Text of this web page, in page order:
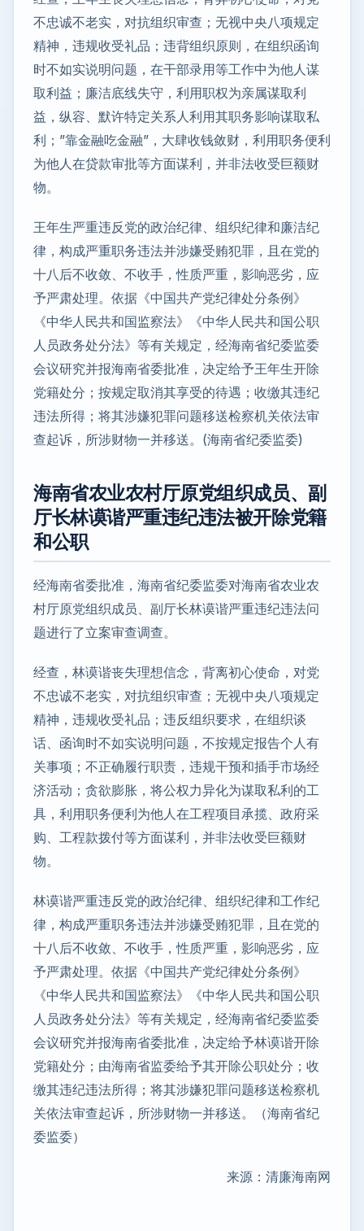
不忠诚不老实，对抗组织审查；无视中央八项规定
精神，违规收受礼品；违背组织原则，在组织函询
时不如实说明问题，在干部录用等工作中为他人谋
取利益；廉洁底线失守，利用职权为亲属谋取利
益，纵容、默许特定关系人利用其职务影响谋取私
利；”靠金融吃金融”，大肆收钱敛财，利用职务便利
为他人在贷款审批等方面谋利，并非法收受巨额财
物。
王年生严重违反党的政治纪律、组织纪律和廉洁纪
律，构成严重职务违法并涉嫌受贿犯罪，且在党的
十八后不收敛、不收手，性质严重，影响恶劣，应
予严肃处理。依据《中国共产党纪律处分条例》
《中华人民共和国监察法》《中华人民共和国公职
人员政务处分法》等有关规定，经海南省纪委监委
会议研究并报海南省委批准，决定给予王年生开除
党籍处分；按规定取消其享受的待遇；收缴其违纪
违法所得；将其涉嫌犯罪问题移送检察机关依法审
查起诉，所涉财物一并移送。(海南省纪委监委)
海南省农业农村厅原党组织成员、副
厅长林谟谐严重违纪违法被开除党籍
和公职
经海南省委批准，海南省纪委监委对海南省农业农
村厅原党组织成员、副厅长林谟谐严重违纪违法问
题进行了立案审查调查。
经查，林谟谐丧失理想信念，背离初心使命，对党
不忠诚不老实，对抗组织审查；无视中央八项规定
精神，违规收受礼品；违反组织要求，在组织谈
话、函询时不如实说明问题，不按规定报告个人有
关事项；不正确履行职责，违规干预和插手市场经
济活动；贪欲膨胀，将公权力异化为谋取私利的工
具，利用职务便利为他人在工程项目承揽、政府采
购、工程款拨付等方面谋利，并非法收受巨额财
物。
林谟谐严重违反党的政治纪律、组织纪律和工作纪
律，构成严重职务违法并涉嫌受贿犯罪，且在党的
十八后不收敛、不收手，性质严重，影响恶劣，应
予严肃处理。依据《中国共产党纪律处分条例》
《中华人民共和国监察法》《中华人民共和国公职
人员政务处分法》等有关规定，经海南省纪委监委
会议研究并报海南省委批准，决定给予林谟谐开除
党籍处分；由海南省监委给予其开除公职处分；收
缴其违纪违法所得；将其涉嫌犯罪问题移送检察机
关依法审查起诉，所涉财物一并移送。（海南省纪
委监委）
来源：清廉海南网